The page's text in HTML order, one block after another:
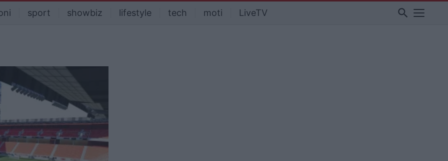
sport showbiz lifestyle tech moti LiveTV search